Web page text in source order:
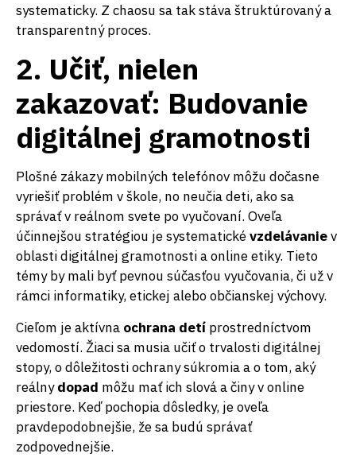
systematicky. Z chaosu sa tak stáva štruktúrovaný a
transparentný proces.
2. Učiť, nielen
zakazovať: Budovanie
digitálnej gramotnosti
Plošné zákazy mobilných telefónov môžu dočasne
vyriešiť problém v škole, no neučia deti, ako sa
správať v reálnom svete po vyučovaní. Oveľa
účinnejšou stratégiou je systematickévzdelávaniev
oblasti digitálnej gramotnosti a online etiky. Tieto
témy by mali byť pevnou súčasťou vyučovania, či už v
rámci informatiky, etickej alebo občianskej výchovy.
Cieľom je aktívna ochrana detí prostredníctvom
vedomostí. Žiaci sa musia učiť o trvalosti digitálnej
stopy, o dôležitosti ochrany súkromia a o tom, aký
reálnydopad môžu mať ich slová a činy v online
priestore. Keď pochopia dôsledky, je oveľa
pravdepodobnejšie, že sa budú správať
zodpovednejšie.